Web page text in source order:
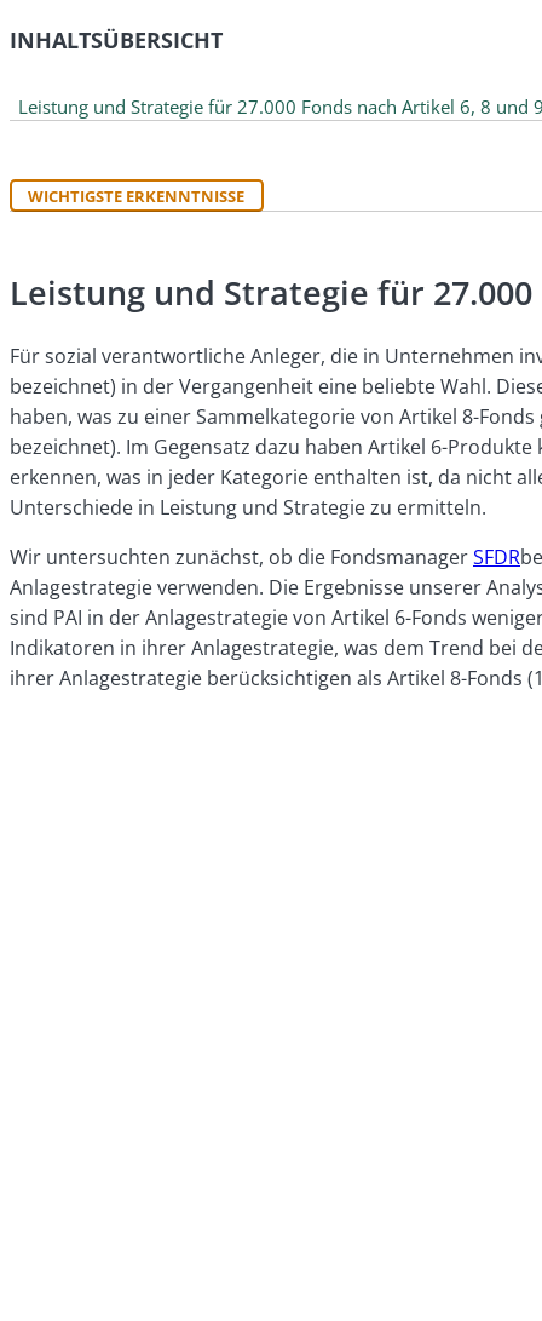
INHALTSÜBERSICHT
Leistung und Strategie für 27.000 Fonds nach Artikel 6, 8 und
WICHTIGSTE ERKENNTNISSE
Leistung und Strategie für
Für sozial verantwortliche Anleger, die in Unternehmen
bezeichnet) in der Vergangenheit eine beliebte Wahl.
haben, was zu einer Sammelkategorie von Artikel 8-
bezeichnet). Im Gegensatz dazu haben Artikel 6-
erkennen, was in jeder Kategorie enthalten ist, da nicht
Unterschiede in Leistung und Strategie zu ermitteln.
Wir untersuchten zunächst, ob die FondsmanagerSFDR
Anlagestrategie verwenden. Die Ergebnisse unserer
sind PAI in der Anlagestrategie von Artikel 6-Fonds
Indikatoren in ihrer Anlagestrategie, was dem Trend bei
ihrer Anlagestrategie berücksichtigen als Artikel 8-Fonds